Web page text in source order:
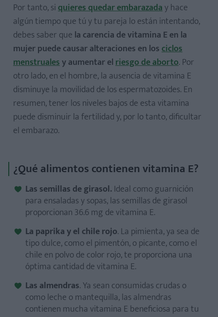
Por tanto, siquieres quedar embarazaday hace
algún tiempo que tú y tu pareja lo están intentando,
debes saber que la carencia de vitamina E en la
mujer puede causar alteraciones en losciclos
menstrualesy aumentar elriesgo de aborto. Por
otro lado, en el hombre, la ausencia de vitamina E
disminuye la movilidad de los espermatozoides. En
resumen, tener los niveles bajos de esta vitamina
puede disminuir la fertilidad y, por lo tanto, dificultar
el embarazo.
¿Qué alimentos contienen vitamina E?
Las semillas de girasol.Ideal como guarnición
para ensaladas y sopas, las semillas de girasol
proporcionan 36.6 mg de vitamina E.
La paprika y el chile rojo. La pimienta, ya sea de
tipo dulce, como el pimentón, o picante, como el
chile en polvo de color rojo, te proporciona una
óptima cantidad de vitamina E.
Las almendras. Ya sean consumidas crudas o
como leche o mantequilla, las almendras
contienen mucha vitamina E beneficiosa para tu